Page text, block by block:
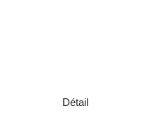
Détail